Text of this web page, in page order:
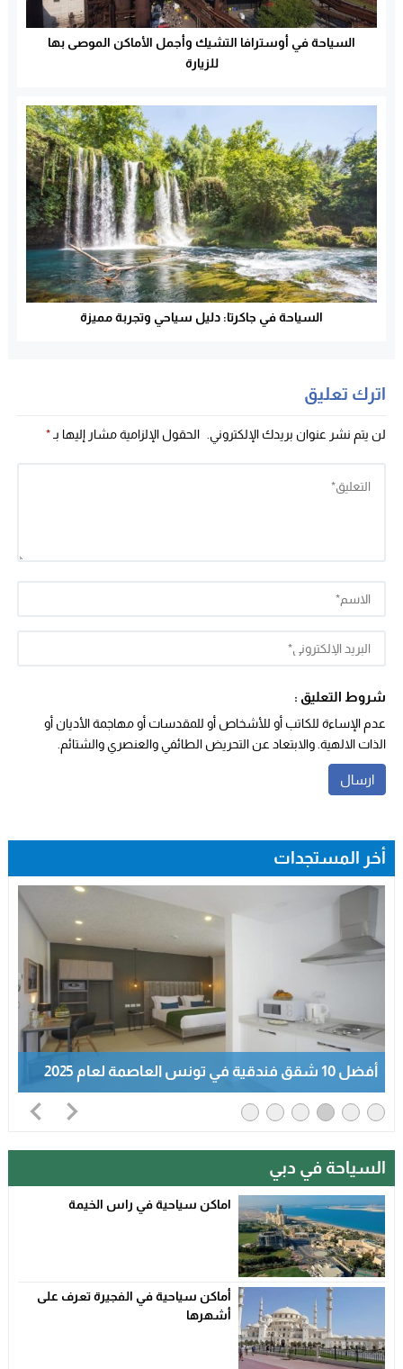
السياحة في أوسترافا التشيك وأجمل الأماكن الموصى بها
للزيارة
السياحة في جاكرتا: دليل سياحي وتجربة مميزة
اترك تعليق
لن يتم نشر عنوان بريدك الإلكتروني. الحقول الإلزامية مشار إليها بـ *
شروط التعليق :
عدم الإساءة للكاتب أو للأشخاص أو للمقدسات أو مهاجمة الأديان أو
الذات الالهية. والابتعاد عن التحريض الطائفي والعنصري والشتائم.
أخر المستجدات
شقق فندقية صفاقس: أفضل 7 شقق فندقية في
صفاقس لعام 2025
السياحة في دبي
اماكن سياحية في راس الخيمة
أماكن سياحية في الفجيرة تعرف على
أشهرها